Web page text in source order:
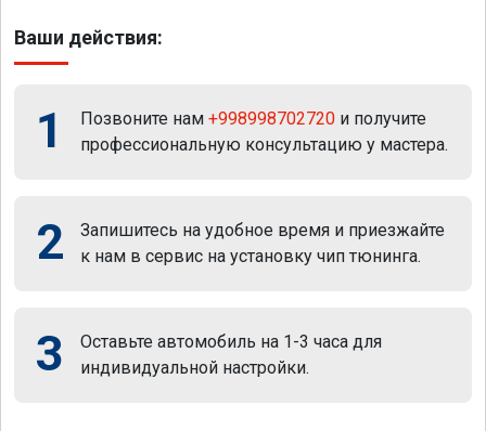
Ваши действия:
1 Позвоните нам +998998702720 и получите
профессиональную консультацию у мастера.
2
Запишитесь на удобное время и приезжайте
к нам в сервис на установку чип тюнинга.
3
Оставьте автомобиль на 1-3 часа для
индивидуальной настройки.